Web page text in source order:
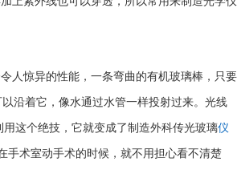
人惊异的性能，一条弯曲的有机玻璃棒，只要
沿着它，像水通过水管一样投射过来。光线
用这个绝技，它就变成了制造外科传光玻璃仪
手术室动手术的时候，就不用担心看不清楚